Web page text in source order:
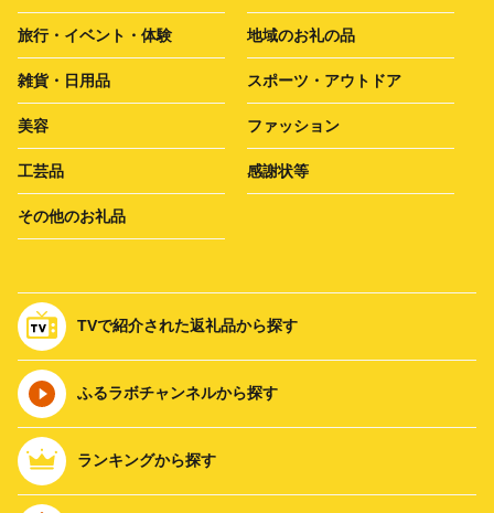
旅行・イベント・体験 地域のお礼の品
雑貨・日用品 スポーツ・アウトドア
美容 ファッション
工芸品 感謝状等
その他のお礼品
TVで紹介された返礼品から探す
ふるラボチャンネルから探す
ランキングから探す